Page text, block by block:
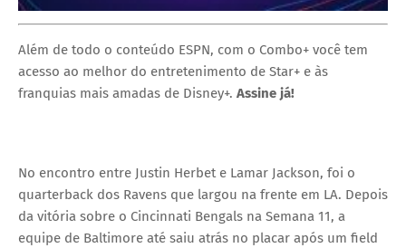
Além de todo o conteúdo ESPN, com o Combo+ você tem
acesso ao melhor do entretenimento de Star+ e às
franquias mais amadas de Disney+. Assine já!
No encontro entre Justin Herbet e Lamar Jackson, foi o
quarterback dos Ravens que largou na frente em LA. Depois
da vitória sobre o Cincinnati Bengals na Semana 11, a
equipe de Baltimore até saiu atrás no placar após um field